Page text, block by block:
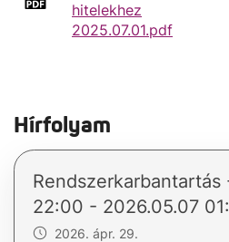
hitelekhez
2025.07.01.pdf
Hírfolyam
22:00 - 2026.05.07
2026. ápr. 29.